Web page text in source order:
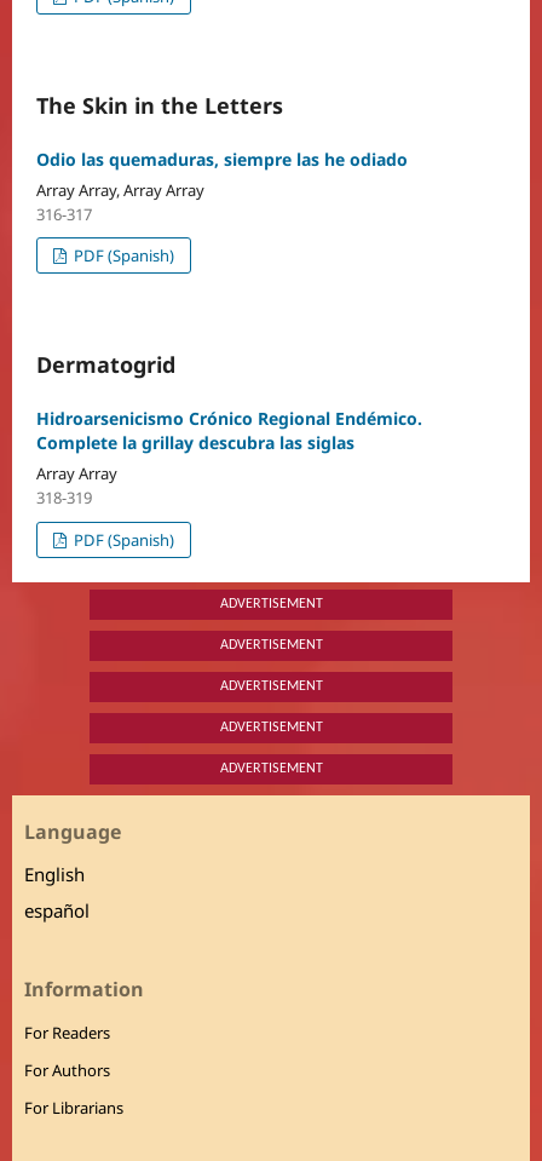
The Skin in the Letters
Odio las quemaduras, siempre las he odiado
Array Array, Array Array
316-317
PDF (Spanish)
Dermatogrid
Hidroarsenicismo Crónico Regional Endémico.
Complete la grillay descubra las siglas
Array Array
318-319
PDF (Spanish)
ADVERTISEMENT
ADVERTISEMENT
ADVERTISEMENT
ADVERTISEMENT
ADVERTISEMENT
Language
English
español
Information
For Readers
For Authors
For Librarians